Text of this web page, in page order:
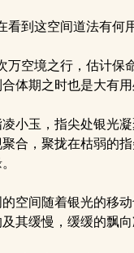
看到这空间道法有何
空境之行，估计保
体期之时也是大有用
小玉，指尖处银光
合，聚拢在枯弱的
空间随着银光的移
其缓慢，缓缓的飘向